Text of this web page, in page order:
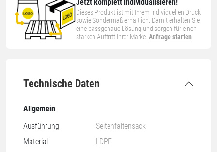
Jetzt komplett individualisieren!
Dieses Produkt ist mit Ihrem individuellen Druck
sowie Sondermaß erhältlich. Damit erhalten Sie
eine passgenaue Lösung und sorgen für einen
starken Auftritt Ihrer Marke.Anfrage starten
Technische Daten
Allgemein
Ausführung
Seitenfaltensack
Material
LDPE